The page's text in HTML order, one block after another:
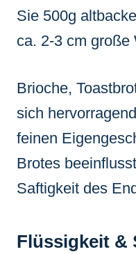
Sie 500g
ca. 2-3 cm große
Brioche,
sich
feinen
Brotes
Saftigkeit des
Flüssigkeit &